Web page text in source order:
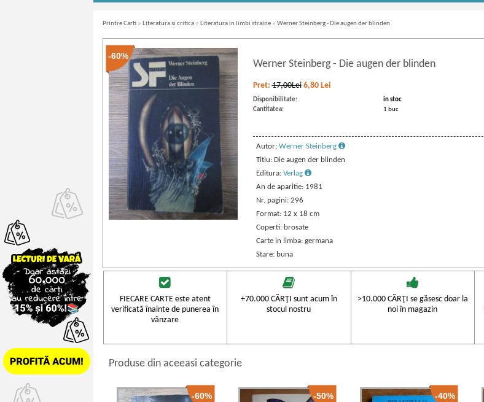
Printre Carti » Literatura si critica » Literatura in limbi straine » Werner Steinberg - Die augen der blinden
-60%
Werner Steinberg- Die augen der blinden
Pret:17,00Lei 6,80 Lei
Disponibilitate:
in stoc
Cantitatea:
1 buc
Autor: Werner Steinberg
Titlu: Die augen der blinden
Editura: Verlag
An de aparitie: 1981
Nr. pagini: 296
Format: 12 x 18 cm
Coperti: brosate
Carte in limba: germana
Stare: buna
FIECARE CARTE este atent
verificată înainte de punerea în
vânzare
+70.000 CĂRŢI sunt acum în
stocul nostru
>10.000 CĂRŢI se găsesc doar la
noi în magazin
Produse din aceeasi categorie
-60% -50% -40%